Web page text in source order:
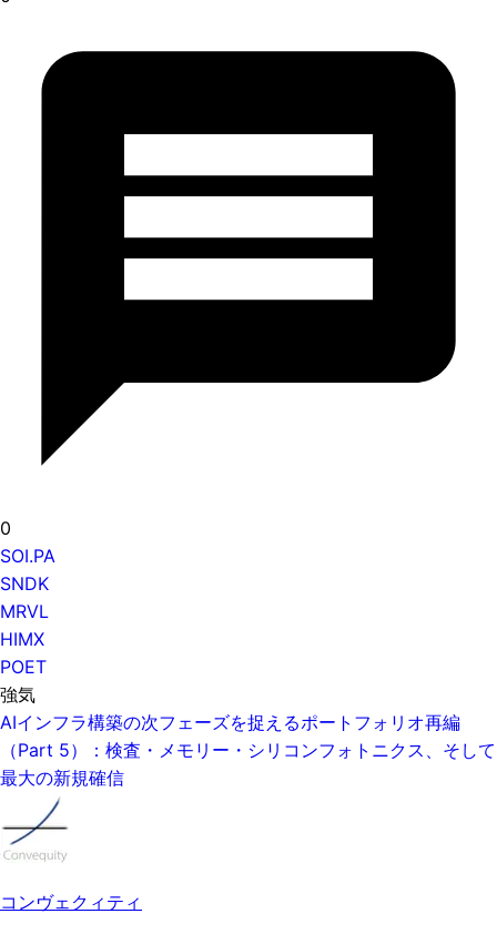
0
SOI.PA
SNDK
MRVL
HIMX
POET
強気
AIインフラ構築の次フェーズを捉えるポートフォリオ再編
（Part 5）：検査・メモリー・シリコンフォトニクス、そして
最大の新規確信
コンヴェクィティ